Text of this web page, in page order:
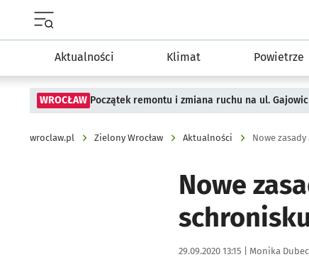
Aktualności Klimat Powietrze
WROCŁAW Początek remontu i zmiana ruchu na ul.
wroclaw.pl Zielony Wrocław Aktualności Nowe
Nowe
Data publikacji:
29.09.2020 13:15 | Autor:
Monika Dubec